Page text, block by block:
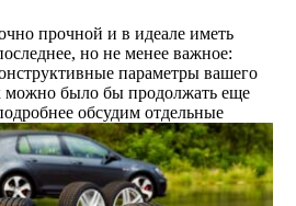
прочной и в идеале иметь
но не менее важное:
параметры вашего
было бы продолжать еще
обсудим отдельные